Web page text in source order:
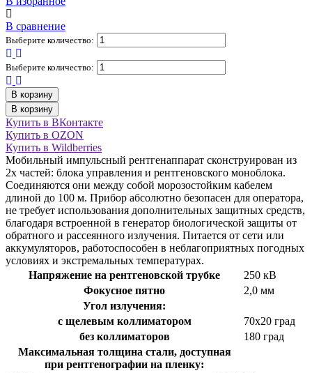
В сравнение
Выберите количество:
Выберите количество:
В корзину
В корзину
Купить в ВКонтакте
Купить в OZON
Купить в Wildberries
Мобильный импульсный рентгенаппарат сконструирован из
2х частей: блока управления и рентгеновского моноблока.
Соединяются они между собой морозостойким кабелем
длиной до 100 м. Прибор абсолютно безопасен для оператора,
не требует использования дополнительных защитных средств,
благодаря встроенной в генератор биологической защиты от
обратного и рассеянного излучения. Питается от сети или
аккумуляторов, работоспособен в неблагоприятных погодных
условиях и экстремальных температурах.
Напряжение на рентгеновской трубке
250 кВ
Фокусное пятно
2,0 мм
Угол излучения:
с щелевым коллиматором
70х20 град
без коллиматоров
180 град
Максимальная толщина стали, доступная
при рентгенографии на пленку: